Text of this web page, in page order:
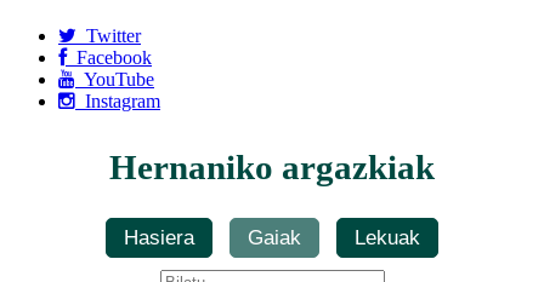
Twitter
Facebook
YouTube
Instagram
Hernaniko argazkiak
Hasiera Gaiak Lekuak